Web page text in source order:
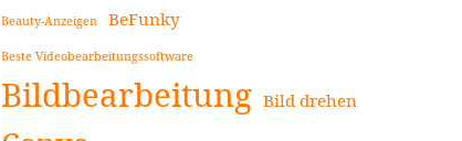
Beauty-Anzeigen BeFunky
Beste Videobearbeitungssoftware
Bildbearbeitung Bild drehen